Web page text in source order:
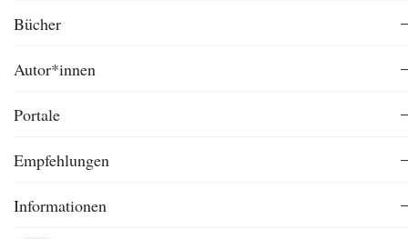
Bücher
Autor*innen
Portale
Empfehlungen
Informationen